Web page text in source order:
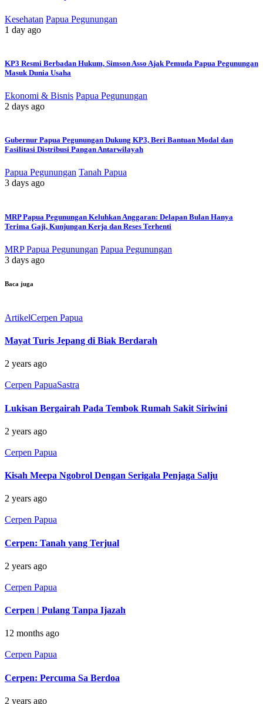
Kesehatan Papua Pegunungan
1 day ago
KP3 Resmi Berbadan Hukum, Simson Asso Ajak Pemuda Papua Pegunungan
Masuk Dunia Usaha
Ekonomi & Bisnis Papua Pegunungan
2 days ago
Gubernur Papua Pegunungan Dukung KP3, Beri Bantuan Modal dan
Fasilitasi Distribusi Pangan Antarwilayah
Papua Pegunungan Tanah Papua
3 days ago
MRP Papua Pegunungan Keluhkan Anggaran: Delapan Bulan Hanya
Terima Gaji, Kunjungan Kerja dan Reses Terhenti
MRP Papua Pegunungan Papua Pegunungan
3 days ago
Baca juga
ArtikelCerpen Papua
Mayat Turis Jepang di Biak Berdarah
2 years ago
Cerpen PapuaSastra
Lukisan Bergairah Pada Tembok Rumah Sakit Siriwini
2 years ago
Cerpen Papua
Kisah Meepa Ngobrol Dengan Serigala Penjaga Salju
2 years ago
Cerpen Papua
Cerpen: Tanah yang Terjual
2 years ago
Cerpen Papua
Cerpen | Pulang Tanpa Ijazah
12 months ago
Cerpen Papua
Cerpen: Percuma Sa Berdoa
2 years ago